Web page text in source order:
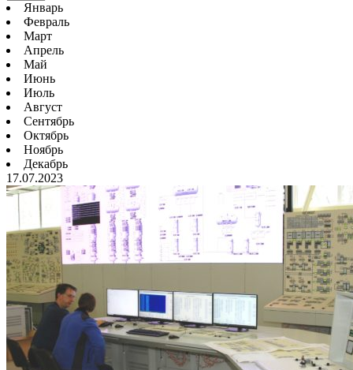
Январь
Февраль
Март
Апрель
Май
Июнь
Июль
Август
Сентябрь
Октябрь
Ноябрь
Декабрь
17.07.2023